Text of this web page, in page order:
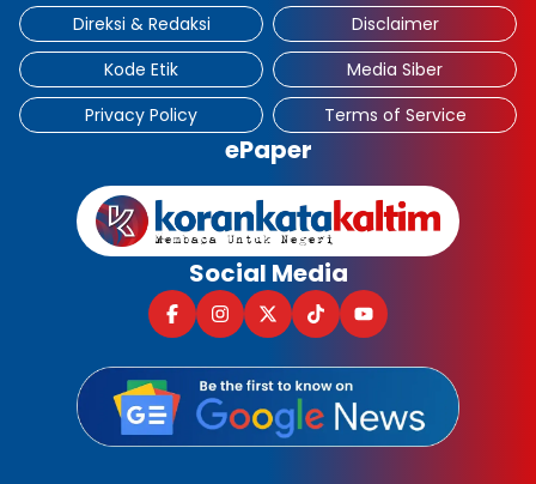
Direksi & Redaksi
Disclaimer
Kode Etik
Media Siber
Privacy Policy
Terms of Service
ePaper
Social Media